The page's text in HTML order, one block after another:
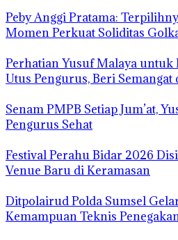
Peby Anggi Pratama:
Momen Perkuat Soliditas
Perhatian Yusuf Malaya untuk
Utus Pengurus, Beri Semangat
Senam PMPB Setiap Jum’at,
Pengurus Sehat
Festival Perahu Bidar 2026
Venue Baru di Keramasan
Ditpolairud Polda Sumsel
Kemampuan Teknis